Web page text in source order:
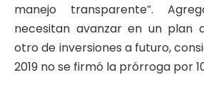
manejo transparente”.
necesitan avanzar en un plan
otro de inversiones a futuro,
2019 no se firmó la prórroga por